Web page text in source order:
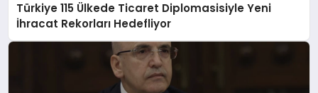
Türkiye 115 Ülkede Ticaret Diplomasisiyle Yeni
İhracat Rekorları Hedefliyor